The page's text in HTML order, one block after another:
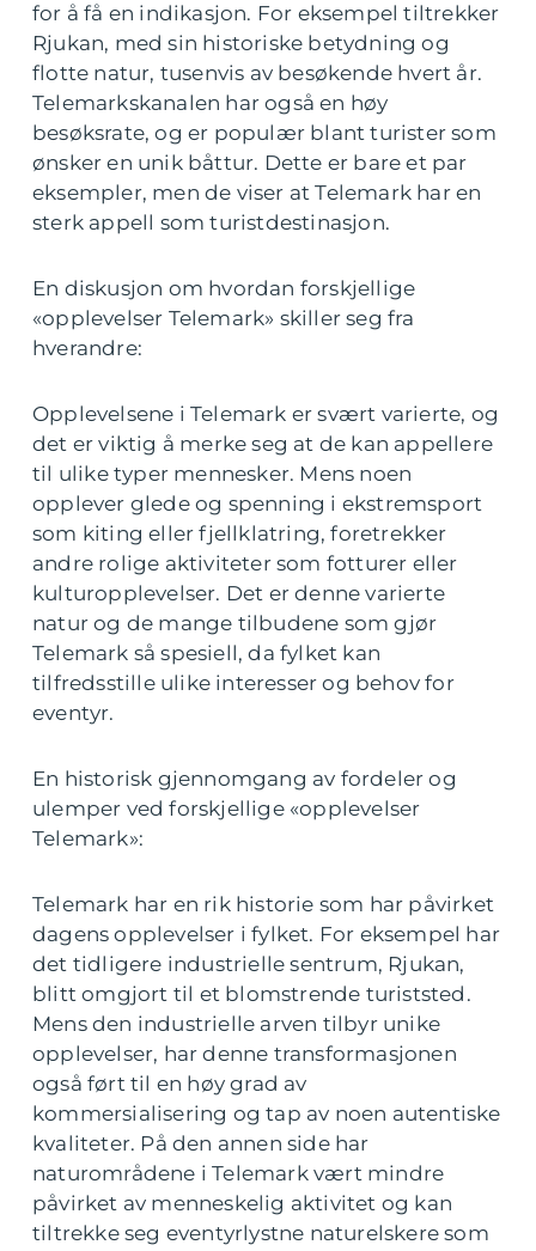
for å få en indikasjon. For eksempel tiltrekker
Rjukan, med sin historiske betydning og
flotte natur, tusenvis av besøkende hvert år.
Telemarkskanalen har også en høy
besøksrate, og er populær blant turister som
ønsker en unik båttur. Dette er bare et par
eksempler, men de viser at Telemark har en
sterk appell som turistdestinasjon.
En diskusjon om hvordan forskjellige
«opplevelser Telemark» skiller seg fra
hverandre:
Opplevelsene i Telemark er svært varierte, og
det er viktig å merke seg at de kan appellere
til ulike typer mennesker. Mens noen
opplever glede og spenning i ekstremsport
som kiting eller fjellklatring, foretrekker
andre rolige aktiviteter som fotturer eller
kulturopplevelser. Det er denne varierte
natur og de mange tilbudene som gjør
Telemark så spesiell, da fylket kan
tilfredsstille ulike interesser og behov for
eventyr.
En historisk gjennomgang av fordeler og
ulemper ved forskjellige «opplevelser
Telemark»:
Telemark har en rik historie som har påvirket
dagens opplevelser i fylket. For eksempel har
det tidligere industrielle sentrum, Rjukan,
blitt omgjort til et blomstrende turiststed.
Mens den industrielle arven tilbyr unike
opplevelser, har denne transformasjonen
også ført til en høy grad av
kommersialisering og tap av noen autentiske
kvaliteter. På den annen side har
naturområdene i Telemark vært mindre
påvirket av menneskelig aktivitet og kan
tiltrekke seg eventyrlystne naturelskere som